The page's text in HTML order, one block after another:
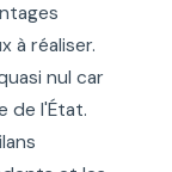
à réaliser.
nul car
de l'État.